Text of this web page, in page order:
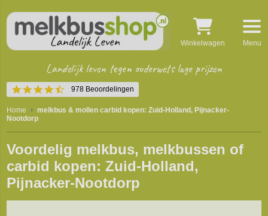
4.4
star
rating
978 Beoordelingen
Landelijk leven tegen ouderwets lage prijzen
Winkelwagen Menu
Home
melkbus & mollen carbid kopen: Zuid-Holland, Pijnacker-
Nootdorp
Voordelig melkbus, melkbussen of
carbid kopen: Zuid-Holland,
Pijnacker-Nootdorp